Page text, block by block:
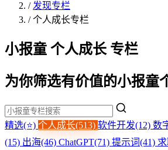
/ 发现专栏
/个人成长专栏
小报童 个人成长 专栏
为你筛选有价值的小报童
精选(⭐) 个人成长(513) 软件开发(12) 数
(15) 出海(46) ChatGPT(71) 提示词(41)